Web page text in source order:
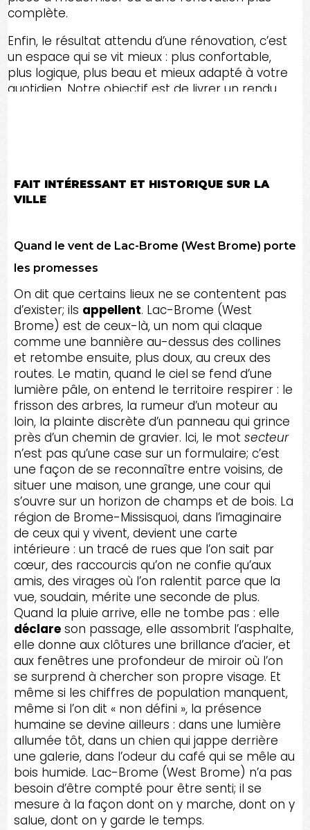
complète.
Enfin, le résultat attendu d’une rénovation, c’est
un espace qui se vit mieux : plus confortable,
plus logique, plus beau et mieux adapté à votre
quotidien. Notre objectif est de livrer un rendu
FAIT INTÉRESSANT ET HISTORIQUE SUR LA
VILLE
Quand le vent de Lac-Brome (West Brome) porte
les promesses
On dit que certains lieux ne se contentent pas
d’exister; ils appellent. Lac-Brome (West
Brome) est de ceux-là, un nom qui claque
comme une bannière au-dessus des collines
et retombe ensuite, plus doux, au creux des
routes. Le matin, quand le ciel se fend d’une
lumière pâle, on entend le territoire respirer : le
frisson des arbres, la rumeur d’un moteur au
loin, la plainte discrète d’un panneau qui grince
près d’un chemin de gravier. Ici, le mot secteur
n’est pas qu’une case sur un formulaire; c’est
une façon de se reconnaître entre voisins, de
situer une maison, une grange, une cour qui
s’ouvre sur un horizon de champs et de bois. La
région de Brome-Missisquoi, dans l’imaginaire
de ceux qui y vivent, devient une carte
intérieure : un tracé de rues que l’on sait par
cœur, des raccourcis qu’on ne confie qu’aux
amis, des virages où l’on ralentit parce que la
vue, soudain, mérite une seconde de plus.
Quand la pluie arrive, elle ne tombe pas : elle
déclareson passage, elle assombrit l’asphalte,
elle donne aux clôtures une brillance d’acier, et
aux fenêtres une profondeur de miroir où l’on
se surprend à chercher son propre visage. Et
même si les chiffres de population manquent,
même si l’on dit « non défini », la présence
humaine se devine ailleurs : dans une lumière
allumée tôt, dans un chien qui jappe derrière
une galerie, dans l’odeur du café qui se mêle au
bois humide. Lac-Brome (West Brome) n’a pas
besoin d’être compté pour être senti; il se
mesure à la façon dont on y marche, dont on y
salue, dont on y garde le temps.